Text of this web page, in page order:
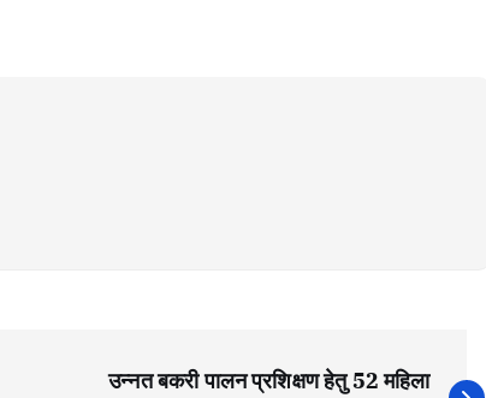
उन्नत बकरी पालन प्रशिक्षण हेतु 52 महिला